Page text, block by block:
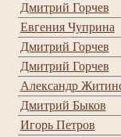
Дмитрий Горчев
Евгения Чуприна
Дмитрий Горчев
Дмитрий Горчев
Александр
Дмитрий Быков
Игорь Петров